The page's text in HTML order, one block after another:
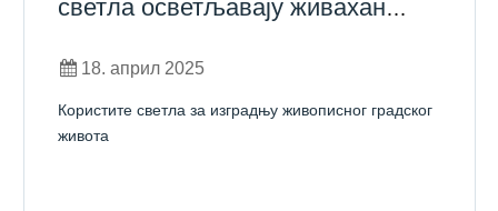
светла осветљавају живахан
18. април 2025
Користите светла за изградњу живописног градског
живота